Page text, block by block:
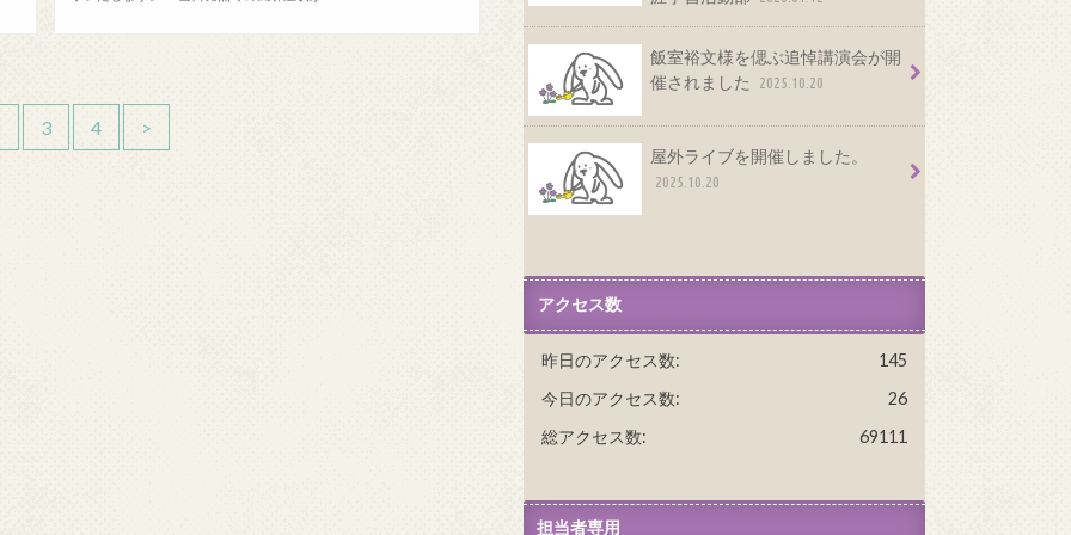
3 4 >
飯室裕文様を偲ぶ追悼講演会が開
催されました
2025.10.20
屋外ライブを開催しました。
2025.10.20
アクセス数
145
昨日のアクセス数:
26
今日のアクセス数:
69111
総アクセス数:
担当者専用